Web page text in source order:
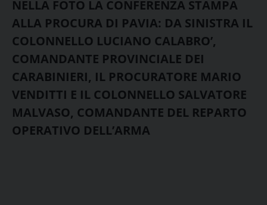
NELLA FOTO LA CONFERENZA STAMPA
ALLA PROCURA DI PAVIA: DA SINISTRA IL
COLONNELLO LUCIANO CALABRO’,
COMANDANTE PROVINCIALE DEI
CARABINIERI, IL PROCURATORE MARIO
VENDITTI E IL COLONNELLO SALVATORE
MALVASO, COMANDANTE DEL REPARTO
OPERATIVO DELL’ARMA